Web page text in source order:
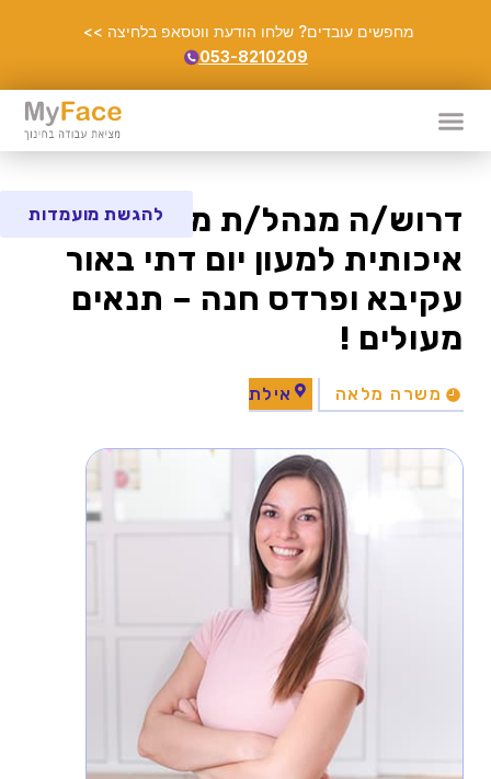
מחפשים עובדים? שלחו הודעת ווטסאפ בלחיצה >>
053-8210209
דרוש/ה מנהל/ת מעון
איכותית למעון יום דתי באור
עקיבא ופרדס חנה – תנאים
מעולים !
משרה מלאה אילת
להגשת מועמדות